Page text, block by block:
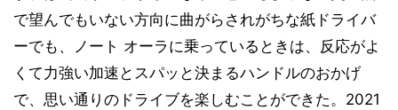
で望んでもいない方向に曲がらされがちな紙ドライバ
ーでも、ノート オーラに乗っているときは、反応がよ
くて力強い加速とスパッと決まるハンドルのおかげ
で、思い通りのドライブを楽しむことができた。2021